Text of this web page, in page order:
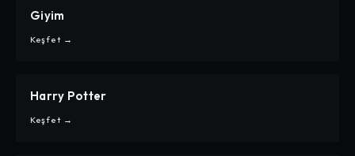
CARPE
GIYIM
Giyim
Keşfet →
CARPE
HARRY POTTER
Harry Potter
Keşfet →